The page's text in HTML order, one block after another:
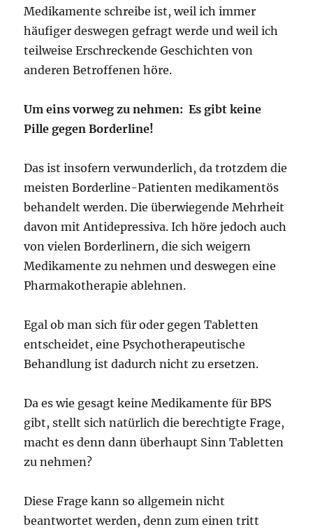
Medikamente schreibe ist, weil ich immer
häufiger deswegen gefragt werde und weil ich
teilweise Erschreckende Geschichten von
anderen Betroffenen höre.
Um eins vorweg zu nehmen: Es gibt keine
Pille gegen Borderline!
Das ist insofern verwunderlich, da trotzdem die
meisten Borderline-Patienten medikamentös
behandelt werden. Die überwiegende Mehrheit
davon mit Antidepressiva. Ich höre jedoch auch
von vielen Borderlinern, die sich weigern
Medikamente zu nehmen und deswegen eine
Pharmakotherapie ablehnen.
Egal ob man sich für oder gegen Tabletten
entscheidet, eine Psychotherapeutische
Behandlung ist dadurch nicht zu ersetzen.
Da es wie gesagt keine Medikamente für BPS
gibt, stellt sich natürlich die berechtigte Frage,
macht es denn dann überhaupt Sinn Tabletten
zu nehmen?
Diese Frage kann so allgemein nicht
beantwortet werden, denn zum einen tritt